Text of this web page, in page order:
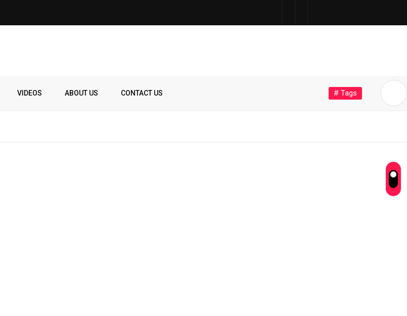
VIDEOS ABOUT US CONTACT US # Tags